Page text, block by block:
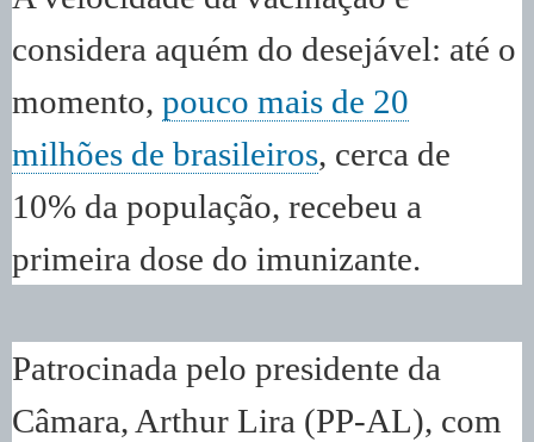
considera aquém do desejável: até o
momento, pouco mais de 20
milhões de brasileiros, cerca de
10% da população, recebeu a
primeira dose do imunizante.
Patrocinada pelo presidente da
Câmara, Arthur Lira (PP-AL), com